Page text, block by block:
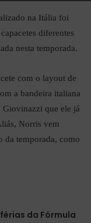
na Itália foi
diferentes
nesta temporada.
com o layout de
a bandeira italiana
Giovinazzi que ele já
Norris vem
da temporada, como
da Fórmula